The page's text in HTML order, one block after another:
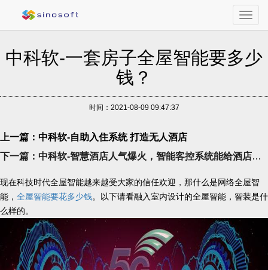
中科软-一套房子全屋智能要多少
钱？
时间：2021-08-09 09:47:37
上一篇：中科软-自助入住系统 打造无人酒店
下一篇：中科软-智慧酒店人气爆火，智能客控系统能给酒店带来什么？
现在科技时代全屋智能越来越受大家的信任欢迎，那什么是网络全屋智
能， 全屋智能要花多少钱。以下请看融入室内设计的全屋智能，智装是什
么样的。